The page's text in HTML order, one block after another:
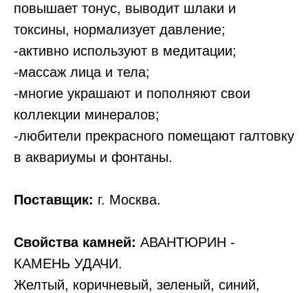
повышает тонус, выводит шлаки и
токсины, нормализует давление;
-активно используют в медитации;
-массаж лица и тела;
-многие украшают и пополняют свои
коллекции минералов;
-любители прекрасного помещают галтовку
в аквариумы и фонтаны.
Поставщик: г. Москва.
Свойства камней: АВАНТЮРИН -
КАМЕНЬ УДАЧИ.
Желтый, коричневый, зеленый, синий,